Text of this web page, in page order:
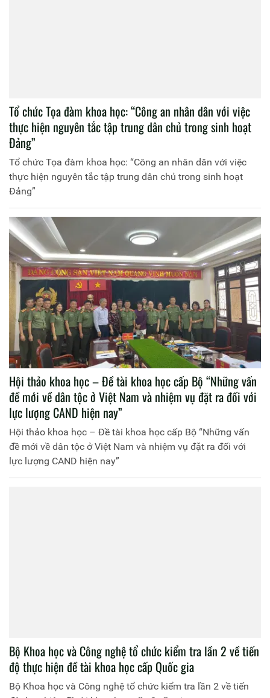
Tổ chức Tọa đàm khoa học: “Công an nhân dân với việc
thực hiện nguyên tắc tập trung dân chủ trong sinh hoạt
Đảng”
Tổ chức Tọa đàm khoa học: “Công an nhân dân với việc
thực hiện nguyên tắc tập trung dân chủ trong sinh hoạt
Đảng”
Hội thảo khoa học – Đề tài khoa học cấp Bộ “Những vấn
đề mới về dân tộc ở Việt Nam và nhiệm vụ đặt ra đối với
lực lượng CAND hiện nay”
Hội thảo khoa học – Đề tài khoa học cấp Bộ “Những vấn
đề mới về dân tộc ở Việt Nam và nhiệm vụ đặt ra đối với
lực lượng CAND hiện nay”
Bộ Khoa học và Công nghệ tổ chức kiểm tra lần 2 về tiến
độ thực hiện đề tài khoa học cấp Quốc gia
Bộ Khoa học và Công nghệ tổ chức kiểm tra lần 2 về tiến